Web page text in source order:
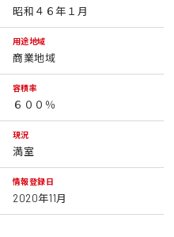
昭和４６年１月
用途地域
商業地域
容積率
６００％
現況
満室
情報登録日
2020年11月